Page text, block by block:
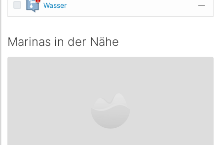
Wasser —
Marinas in der Nähe